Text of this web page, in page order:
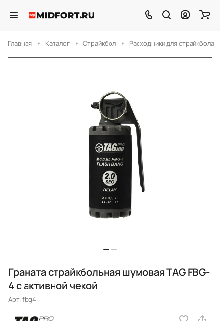
Главная Каталог Страйкбол Расходники для страйкбола
Граната страйкбольная шумовая TAG FBG-
4 с активной чекой
Арт.fbg4